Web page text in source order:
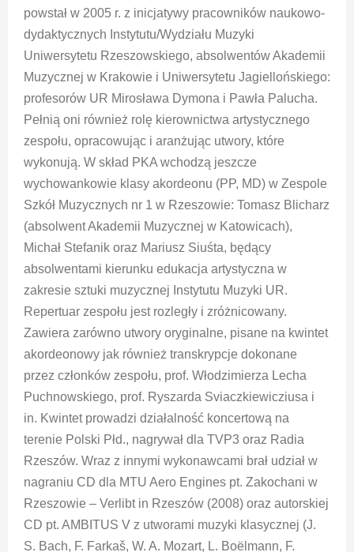
powstał w 2005 r. z inicjatywy pracowników naukowo-
dydaktycznych Instytutu/Wydziału Muzyki
Uniwersytetu Rzeszowskiego, absolwentów Akademii
Muzycznej w Krakowie i Uniwersytetu Jagiellońskiego:
profesorów UR Mirosława Dymona i Pawła Palucha.
Pełnią oni również rolę kierownictwa artystycznego
zespołu, opracowując i aranżując utwory, które
wykonują. W skład PKA wchodzą jeszcze
wychowankowie klasy akordeonu (PP, MD) w Zespole
Szkół Muzycznych nr 1 w Rzeszowie: Tomasz Blicharz
(absolwent Akademii Muzycznej w Katowicach),
Michał Stefanik oraz Mariusz Siuśta, będący
absolwentami kierunku edukacja artystyczna w
zakresie sztuki muzycznej Instytutu Muzyki UR.
Repertuar zespołu jest rozległy i zróżnicowany.
Zawiera zarówno utwory oryginalne, pisane na kwintet
akordeonowy jak również transkrypcje dokonane
przez członków zespołu, prof. Włodzimierza Lecha
Puchnowskiego, prof. Ryszarda Sviaczkiewicziusa i
in. Kwintet prowadzi działalność koncertową na
terenie Polski Płd., nagrywał dla TVP3 oraz Radia
Rzeszów. Wraz z innymi wykonawcami brał udział w
nagraniu CD dla MTU Aero Engines pt. Zakochani w
Rzeszowie – Verlibt in Rzeszów (2008) oraz autorskiej
CD pt. AMBITUS V z utworami muzyki klasycznej (J.
S. Bach, F. Farkaš, W. A. Mozart, L. Boëlmann, F.